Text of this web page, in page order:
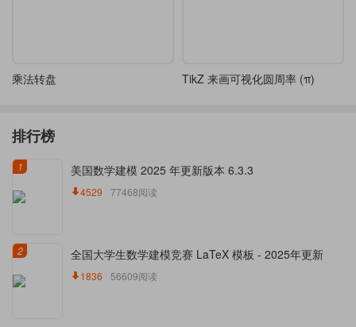
乘法转盘 TikZ 来画可视化圆周率 (π)
排行榜
1 美国数学建模 2025 年更新版本 6.3.3
4529 77468阅读
2 全国大学生数学建模竞赛 LaTeX 模板 - 2025年更新
1836 56609阅读